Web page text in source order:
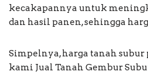
kecakapannya untuk
dan hasil panen, sehingga
Simpelnya, harga tanah
kami Jual Tanah Gembur